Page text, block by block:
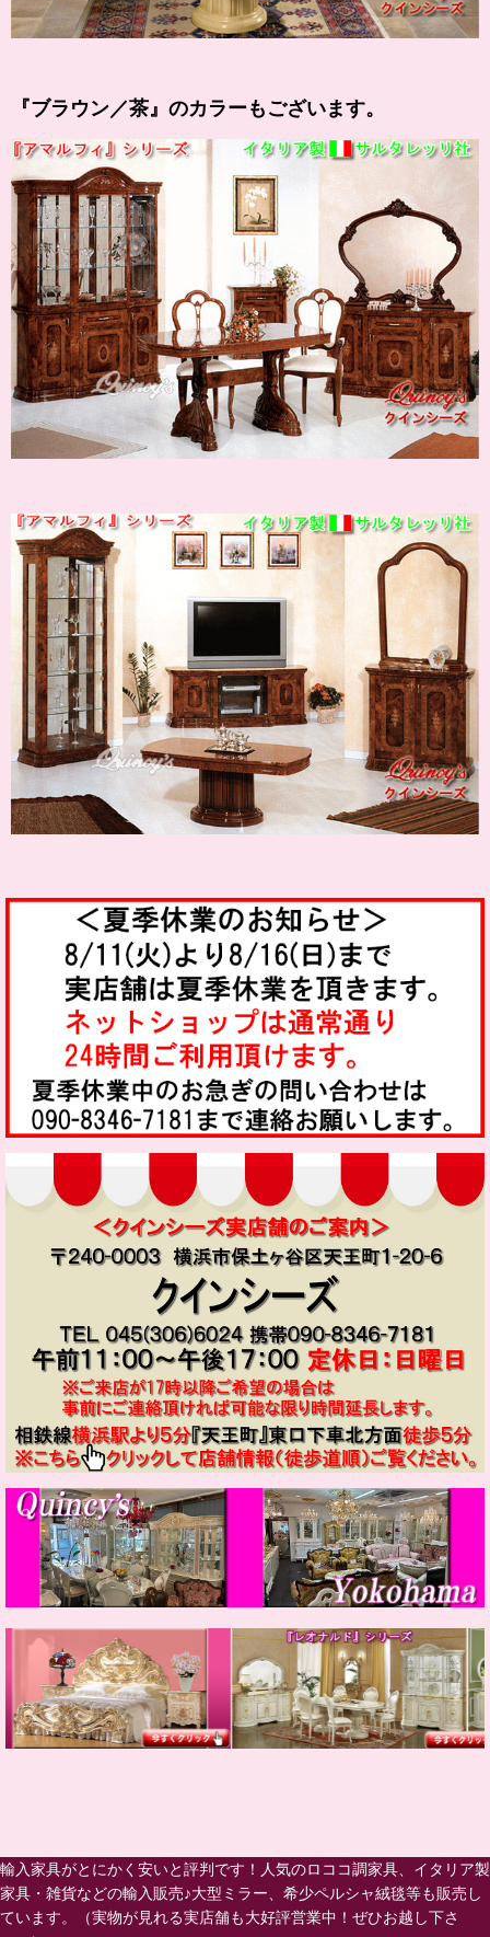
『ブラウン／茶』のカラーもございます。
輸入家具がとにかく安いと評判です！人気のロココ調家具、イタリア製
家具・雑貨などの輸入販売♪大型ミラー、希少ペルシャ絨毯等も販売し
ています。（実物が見れる実店舗も大好評営業中！ぜひお越し下さ